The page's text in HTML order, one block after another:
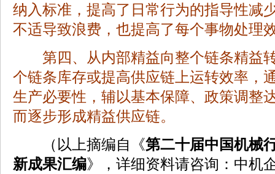
纳入标准，提高了日常行为的指导性减
不适导致浪费，也提高了每个事物处理
第四、从内部精益向整个链条精益
个链条库存或提高供应链上运转效率，
生产必要性，辅以基本保障、政策调整
而逐步形成精益供应链。
（以上摘编自《第二十届中国机械
新成果汇编》，详细资料请咨询：中机